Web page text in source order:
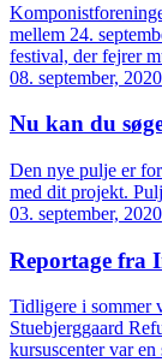
mellem 24.
festival, der fejrer
08. september, 2020
Nu kan du
Den nye pulje er
med dit projekt.
03. september, 2020
Reportage fra
Tidligere i sommer
Stuebjerggaard
kursuscenter var